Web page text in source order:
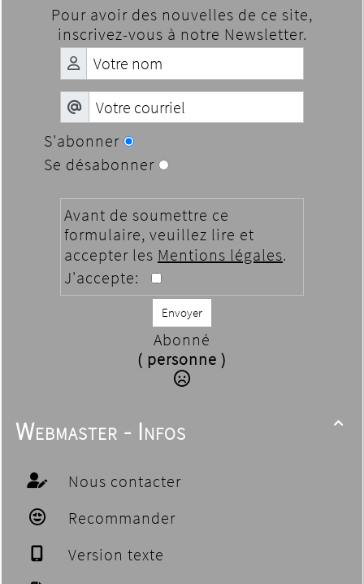
Pour avoir des nouvelles de ce site,
inscrivez-vous à notre Newsletter.
S'abonner
Se désabonner
Avant de soumettre ce
formulaire, veuillez lire et
accepter les Mentions légales.
J'accepte:
Envoyer
Abonné
( personne )

Webmaster - Infos
Nous contacter
Recommander
Version texte